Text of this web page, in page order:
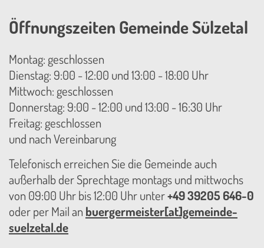
Öffnungszeiten Gemeinde Sülzetal
Montag: geschlossen
Dienstag: 9:00 - 12:00 und 13:00 - 18:00 Uhr
Mittwoch: geschlossen
Donnerstag: 9:00 - 12:00 und 13:00 - 16:30 Uhr
Freitag: geschlossen
und nach Vereinbarung
Telefonisch erreichen Sie die Gemeinde auch
außerhalb der Sprechtage montags und mittwochs
von 09:00 Uhr bis 12:00 Uhr unter+49 39205 646-0
oder per Mail an buergermeister[at]gemeinde-
suelzetal.de